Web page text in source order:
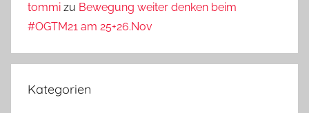
tommi zu Bewegung weiter denken beim
#OGTM21 am 25+26.Nov
Kategorien